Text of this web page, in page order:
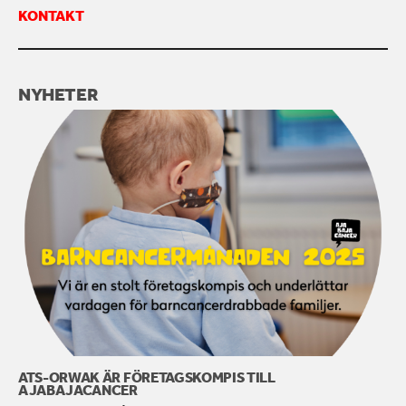
KONTAKT
NYHETER
ATS-ORWAK ÄR FÖRETAGSKOMPIS TILL
AJABAJACANCER